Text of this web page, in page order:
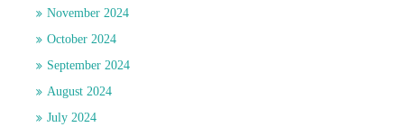
November 2024
October 2024
September 2024
August 2024
July 2024